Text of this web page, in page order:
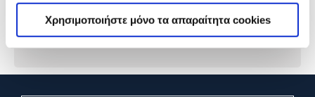
Χρησιμοποιήστε μόνο τα απαραίτητα cookies
20,90€
Προσθήκη
20,90€
Προσθήκη